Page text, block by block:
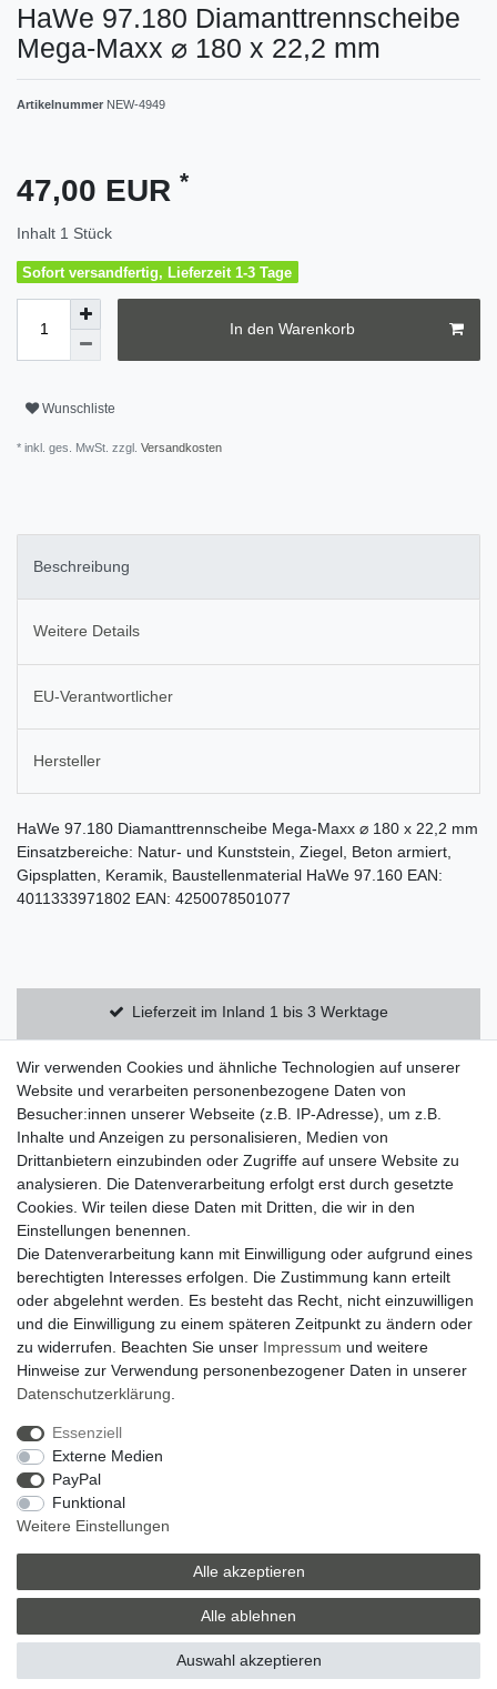
HaWe 97.180 Diamanttrennscheibe
Mega-Maxx ⌀ 180 x 22,2 mm
Artikelnummer NEW-4949
47,00 EUR *
Inhalt 1 Stück
Sofort versandfertig, Lieferzeit 1-3 Tage
In den Warenkorb
Wunschliste
* inkl. ges. MwSt. zzgl. Versandkosten
Beschreibung
Weitere Details
EU-Verantwortlicher
Hersteller
HaWe 97.180 Diamanttrennscheibe Mega-Maxx ⌀ 180 x 22,2 mm
Einsatzbereiche: Natur- und Kunststein, Ziegel, Beton armiert,
Gipsplatten, Keramik, Baustellenmaterial HaWe 97.160 EAN:
4011333971802 EAN: 4250078501077
Lieferzeit im Inland 1 bis 3 Werktage
Kostenloser Versand innerhalb Deutschlands
14 Tage Rückgaberecht
Zahlung und Versand
Widerrufsrecht
Widerrufsformular
Datenschutzerklärung
AGB
Impressum
Zebra-Bau
06078 / 9675880
verkauf@zebra-bau.de
Montag - Freitag, 08:00 - 12:00
Wir verwenden Cookies und ähnliche Technologien auf unserer
Website und verarbeiten personenbezogene Daten von
Besucher:innen unserer Webseite (z.B. IP-Adresse), um z.B.
Inhalte und Anzeigen zu personalisieren, Medien von
Drittanbietern einzubinden oder Zugriffe auf unsere Website zu
analysieren. Die Datenverarbeitung erfolgt erst durch gesetzte
Cookies. Wir teilen diese Daten mit Dritten, die wir in den
Einstellungen benennen.
Die Datenverarbeitung kann mit Einwilligung oder aufgrund eines
berechtigten Interesses erfolgen. Die Zustimmung kann erteilt
oder abgelehnt werden. Es besteht das Recht, nicht einzuwilligen
und die Einwilligung zu einem späteren Zeitpunkt zu ändern oder
zu widerrufen. Beachten Sie unser Impressum und weitere
Hinweise zur Verwendung personenbezogener Daten in unserer
Daten­schutz­erklärung
Essenziell
Externe Medien
PayPal
Funktional
Weitere Einstellungen
Alle akzeptieren
Alle ablehnen
Auswahl akzeptieren